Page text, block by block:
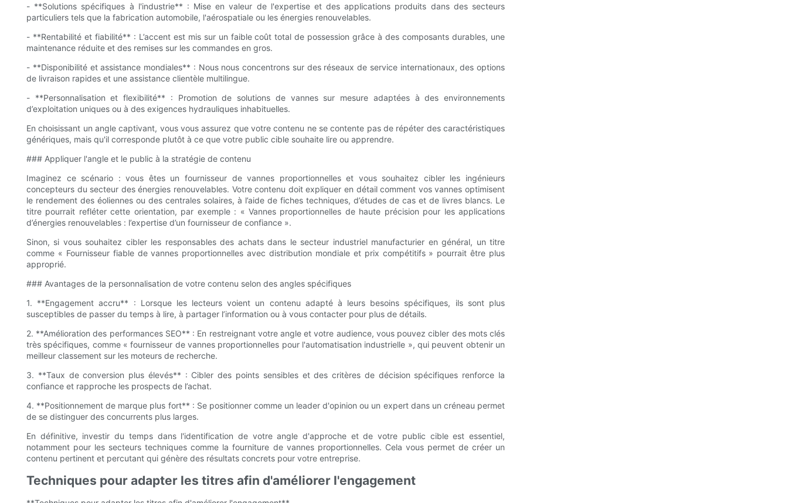
- **Solutions spécifiques à l'industrie** : Mise en valeur de l'expertise et des applications produits dans des secteurs
particuliers tels que la fabrication automobile, l'aérospatiale ou les énergies renouvelables.
- **Rentabilité et fiabilité** : L’accent est mis sur un faible coût total de possession grâce à des composants durables, une
maintenance réduite et des remises sur les commandes en gros.
- **Disponibilité et assistance mondiales** : Nous nous concentrons sur des réseaux de service internationaux, des options
de livraison rapides et une assistance clientèle multilingue.
- **Personnalisation et flexibilité** : Promotion de solutions de vannes sur mesure adaptées à des environnements
d’exploitation uniques ou à des exigences hydrauliques inhabituelles.
En choisissant un angle captivant, vous vous assurez que votre contenu ne se contente pas de répéter des caractéristiques
génériques, mais qu'il corresponde plutôt à ce que votre public cible souhaite lire ou apprendre.
### Appliquer l'angle et le public à la stratégie de contenu
Imaginez ce scénario : vous êtes un fournisseur de vannes proportionnelles et vous souhaitez cibler les ingénieurs
concepteurs du secteur des énergies renouvelables. Votre contenu doit expliquer en détail comment vos vannes optimisent
le rendement des éoliennes ou des centrales solaires, à l’aide de fiches techniques, d’études de cas et de livres blancs. Le
titre pourrait refléter cette orientation, par exemple : « Vannes proportionnelles de haute précision pour les applications
d’énergies renouvelables : l’expertise d’un fournisseur de confiance ».
Sinon, si vous souhaitez cibler les responsables des achats dans le secteur industriel manufacturier en général, un titre
comme « Fournisseur fiable de vannes proportionnelles avec distribution mondiale et prix compétitifs » pourrait être plus
approprié.
### Avantages de la personnalisation de votre contenu selon des angles spécifiques
1. **Engagement accru** : Lorsque les lecteurs voient un contenu adapté à leurs besoins spécifiques, ils sont plus
susceptibles de passer du temps à lire, à partager l’information ou à vous contacter pour plus de détails.
2. **Amélioration des performances SEO** : En restreignant votre angle et votre audience, vous pouvez cibler des mots clés
très spécifiques, comme « fournisseur de vannes proportionnelles pour l'automatisation industrielle », qui peuvent obtenir un
meilleur classement sur les moteurs de recherche.
3. **Taux de conversion plus élevés** : Cibler des points sensibles et des critères de décision spécifiques renforce la
confiance et rapproche les prospects de l’achat.
4. **Positionnement de marque plus fort** : Se positionner comme un leader d'opinion ou un expert dans un créneau permet
de se distinguer des concurrents plus larges.
En définitive, investir du temps dans l'identification de votre angle d'approche et de votre public cible est essentiel,
notamment pour les secteurs techniques comme la fourniture de vannes proportionnelles. Cela vous permet de créer un
contenu pertinent et percutant qui génère des résultats concrets pour votre entreprise.
Techniques pour adapter les titres afin d'améliorer l'engagement